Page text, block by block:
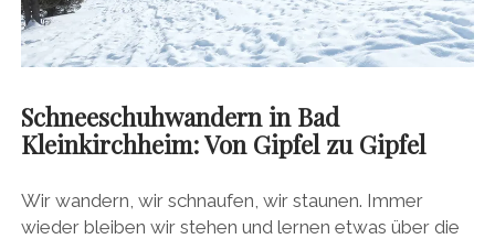
Schneeschuhwandern in Bad
Kleinkirchheim: Von Gipfel zu Gipfel
Wir wandern, wir schnaufen, wir staunen. Immer
wieder bleiben wir stehen und lernen etwas über die